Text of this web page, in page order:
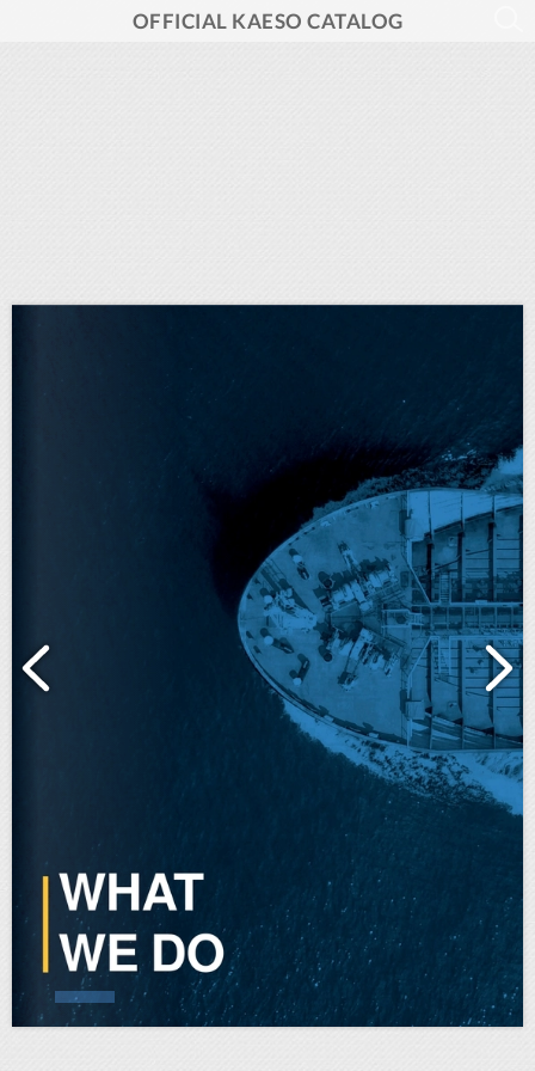
OFFICIAL KAESO CATALOG